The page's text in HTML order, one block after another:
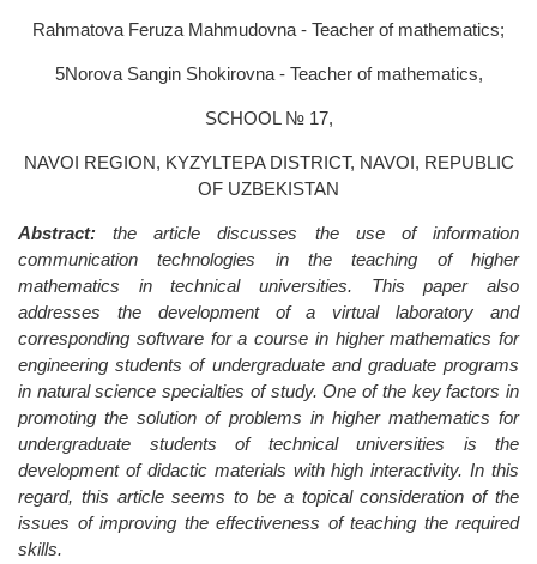
Rahmatova Feruza Mahmudovna - Teacher of mathematics;
5Norova Sangin Shokirovna - Teacher of mathematics,
SCHOOL № 17,
NAVОI REGION, KYZYLTEPA DISTRICT, NAVOI, REPUBLIC
OF UZBEKISTAN
Abstract: the article discusses the use of information
communication technologies in the teaching of higher
mathematics in technical universities. This paper also
addresses the development of a virtual laboratory and
corresponding software for a course in higher mathematics for
engineering students of undergraduate and graduate programs
in natural science specialties of study. One of the key factors in
promoting the solution of problems in higher mathematics for
undergraduate students of technical universities is the
development of didactic materials with high interactivity. In this
regard, this article seems to be a topical consideration of the
issues of improving the effectiveness of teaching the required
skills.